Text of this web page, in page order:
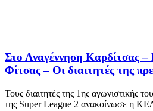
Στο Αναγέννηση Καρδίτσας –
Φίτσας – Οι διαιτητές της
Τους διαιτητές της 1ης αγωνιστικής
της Super League 2 ανακοίνωσε η